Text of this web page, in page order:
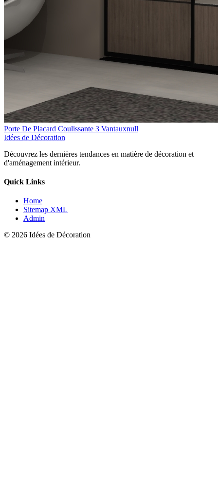
Porte De Placard Coulissante 3 Vantauxnull
Idées de Décoration
Découvrez les dernières tendances en matière de décoration et
d'aménagement intérieur.
Quick Links
Home
Sitemap XML
Admin
© 2026 Idées de Décoration